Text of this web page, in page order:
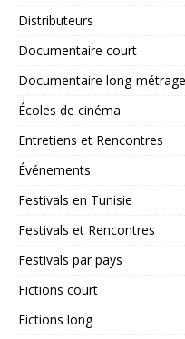
Distributeurs
Documentaire court
Documentaire long-métrage
Écoles de cinéma
Entretiens et Rencontres
Événements
Festivals en Tunisie
Festivals et Rencontres
Festivals par pays
Fictions court
Fictions long